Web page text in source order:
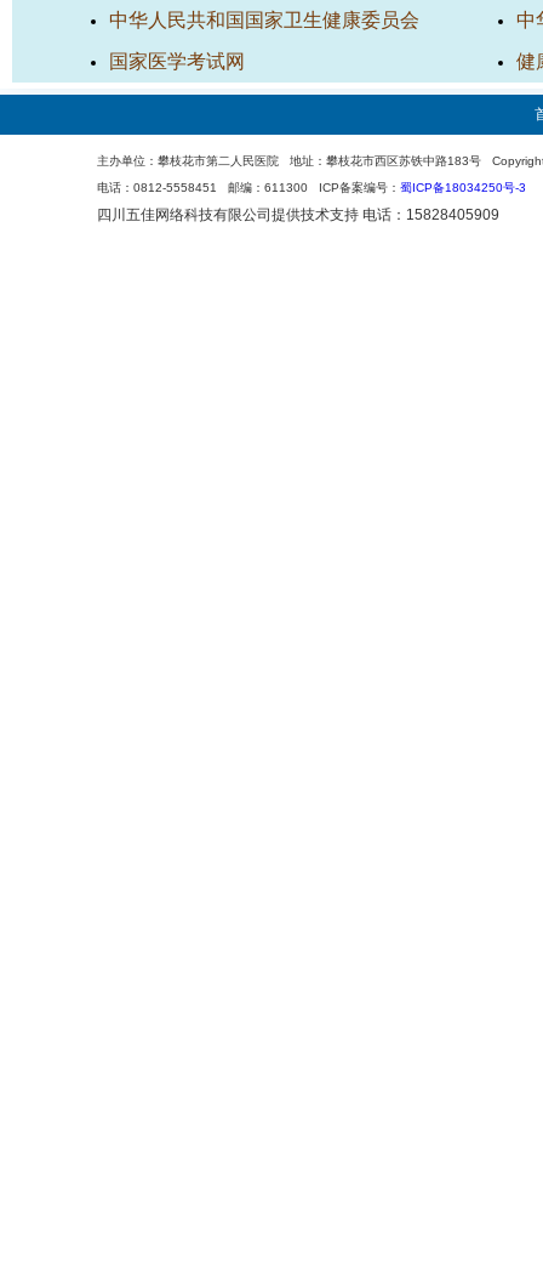
中华人民共和国国家卫生健康委员会
国家医学考试网
中
健
主办单位：攀枝花市第二人民医院 地址：攀枝花市西区苏铁中路183号
电话：0812-5558451 邮编：611300 ICP备案编号： 蜀ICP备18034250号-3
四川五佳网络科技有限公司 提供技术支持 电话：15828405909